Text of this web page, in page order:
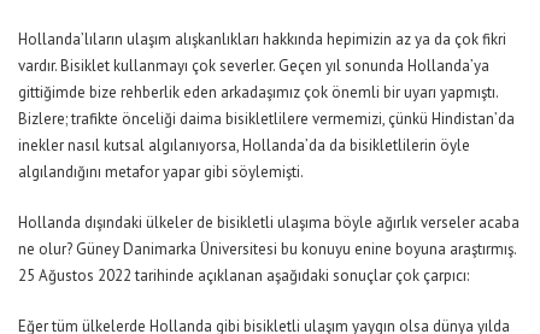
Hollanda’lıların ulaşım alışkanlıkları hakkında hepimizin az ya da çok fikri
vardır. Bisiklet kullanmayı çok severler. Geçen yıl sonunda Hollanda’ya
gittiğimde bize rehberlik eden arkadaşımız çok önemli bir uyarı yapmıştı.
Bizlere; trafikte önceliği daima bisikletlilere vermemizi, çünkü Hindistan’da
inekler nasıl kutsal algılanıyorsa, Hollanda’da da bisikletlilerin öyle
algılandığını metafor yapar gibi söylemişti.
Hollanda dışındaki ülkeler de bisikletli ulaşıma böyle ağırlık verseler acaba
ne olur? Güney Danimarka Üniversitesi bu konuyu enine boyuna araştırmış.
25 Ağustos 2022 tarihinde açıklanan aşağıdaki sonuçlar çok çarpıcı:
Eğer tüm ülkelerde Hollanda gibi bisikletli ulaşım yaygın olsa dünya yılda